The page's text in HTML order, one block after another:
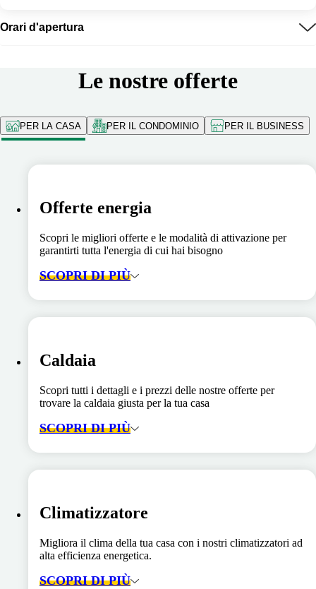
Orari d'apertura
Le nostre offerte
PER LA CASA PER IL CONDOMINIO PER IL BUSINESS
Offerte energia
Scopri le migliori offerte e le modalità di attivazione per
garantirti tutta l'energia di cui hai bisogno
SCOPRI DI PIÙ
Caldaia
Scopri tutti i dettagli e i prezzi delle nostre offerte per
trovare la caldaia giusta per la tua casa
SCOPRI DI PIÙ
Climatizzatore
Migliora il clima della tua casa con i nostri climatizzatori ad
alta efficienza energetica.
SCOPRI DI PIÙ